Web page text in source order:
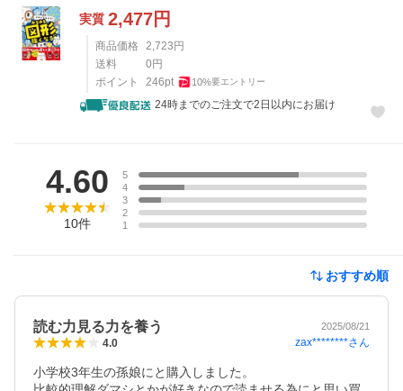
実質 2,477円
商品価格 2,723 円
送料
0 円
ポイント
246pt 10%要エントリー
24時までのご注文で2日以内にお届け
4.60
10件
5
4
3
2
1
おすすめ順
読む力見る力を養う 2025/08/21
4.0 zax********さん
小学校3年生の孫娘にと購入しました。